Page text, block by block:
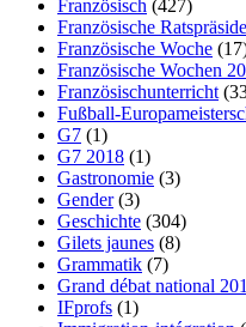
Französisch (427)
Französische
Französische Woche
Französische Wochen
Französischunterricht
Fußball-
G7 (1)
G7 2018 (1)
Gastronomie (3)
Gender(3)
Geschichte (304)
Gilets jaunes (8)
Grammatik (7)
Grand débat national
IFprofs (1)